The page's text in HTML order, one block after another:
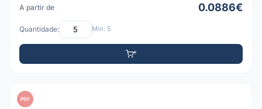
A partir de
0.0886€
Quantidade: Mín: 5
PDF